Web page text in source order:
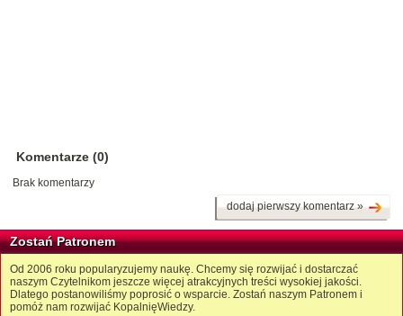
Komentarze (0)
Brak komentarzy
dodaj pierwszy komentarz »
Zostań Patronem
Od 2006 roku popularyzujemy naukę. Chcemy się rozwijać i dostarczać
naszym Czytelnikom jeszcze więcej atrakcyjnych treści wysokiej jakości.
Dlatego postanowiliśmy poprosić o wsparcie. Zostań naszym Patronem i
pomóż nam rozwijać KopalnięWiedzy.